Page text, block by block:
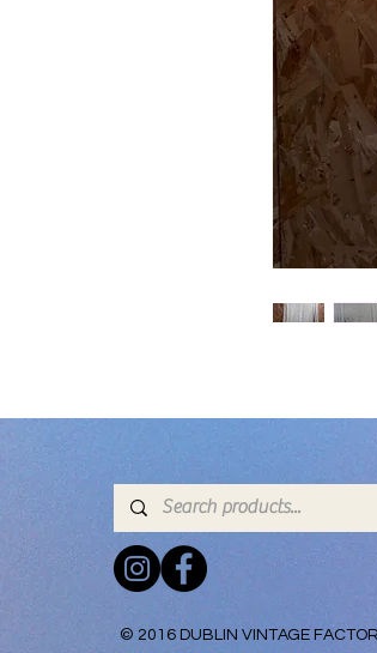
© 2016 DUBLIN VINTAGE